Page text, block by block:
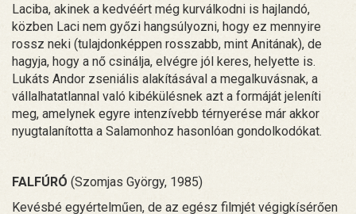
Laciba, akinek a kedvéért még kurválkodni is hajlandó,
közben Laci nem győzi hangsúlyozni, hogy ez mennyire
rossz neki (tulajdonképpen rosszabb, mint Anitának), de
hagyja, hogy a nő csinálja, elvégre jól keres, helyette is.
Lukáts Andor zseniális alakításával a megalkuvásnak, a
vállalhatatlannal való kibékülésnek azt a formáját jeleníti
meg, amelynek egyre intenzívebb térnyerése már akkor
nyugtalanította a Salamonhoz hasonlóan gondolkodókat.
FALFÚRÓ (Szomjas György, 1985)
Kevésbé egyértelműen, de az egész filmjét végigkísérően